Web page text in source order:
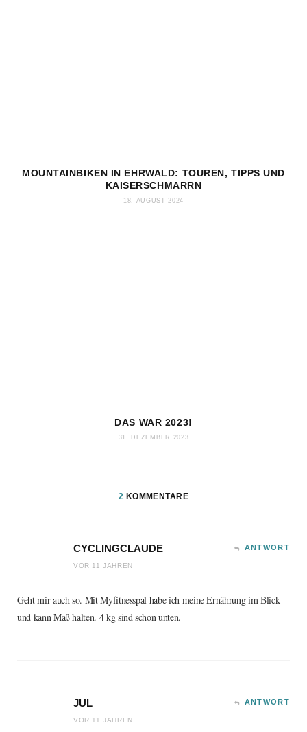
MOUNTAINBIKEN IN EHRWALD: TOUREN, TIPPS UND
KAISERSCHMARRN
18. AUGUST 2024
DAS WAR 2023!
31. DEZEMBER 2023
2 KOMMENTARE
CYCLINGCLAUDE
VOR 11 JAHREN
ANTWORT
Geht mir auch so. Mit Myfitnesspal habe ich meine Ernährung im Blick
und kann Maß halten. 4 kg sind schon unten.
JUL
VOR 11 JAHREN
ANTWORT